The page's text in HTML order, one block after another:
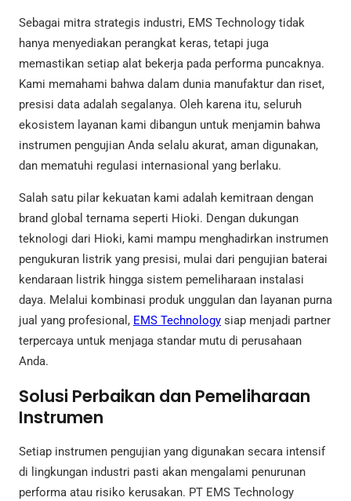
Sebagai mitra strategis industri, EMS Technology tidak
hanya menyediakan perangkat keras, tetapi juga
memastikan setiap alat bekerja pada performa puncaknya.
Kami memahami bahwa dalam dunia manufaktur dan riset,
presisi data adalah segalanya. Oleh karena itu, seluruh
ekosistem layanan kami dibangun untuk menjamin bahwa
instrumen pengujian Anda selalu akurat, aman digunakan,
dan mematuhi regulasi internasional yang berlaku.
Salah satu pilar kekuatan kami adalah kemitraan dengan
brand global ternama seperti Hioki. Dengan dukungan
teknologi dari Hioki, kami mampu menghadirkan instrumen
pengukuran listrik yang presisi, mulai dari pengujian baterai
kendaraan listrik hingga sistem pemeliharaan instalasi
daya. Melalui kombinasi produk unggulan dan layanan purna
jual yang profesional, EMS Technology siap menjadi partner
terpercaya untuk menjaga standar mutu di perusahaan
Anda.
Solusi Perbaikan dan Pemeliharaan
Instrumen
Setiap instrumen pengujian yang digunakan secara intensif
di lingkungan industri pasti akan mengalami penurunan
performa atau risiko kerusakan. PT EMS Technology